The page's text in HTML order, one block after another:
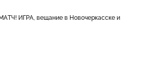
ИГРА, вещание в Новочеркасске и